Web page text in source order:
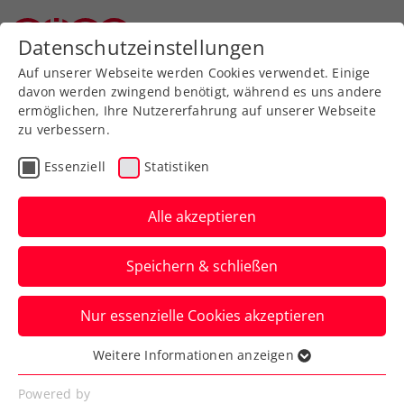
Zurück zur Newsübersicht
WTA
Die 3. FE&MALE Sports
Conference setzt auf
Frauen- & Männerpower
Kollaborationen, Perspektiven und
Visionen stehen bei „Advantage Ladies“
Datenschutzeinstellungen
Auf unserer Webseite werden Cookies verwendet. Einige
davon werden zwingend benötigt, während es uns andere
ermöglichen, Ihre Nutzererfahrung auf unserer Webseite
zu verbessern.
Essenziell Statistiken
Alle akzeptieren
Speichern & schließen
Nur essenzielle Cookies akzeptieren
Essenziell
Essenzielle Cookies werden für grundlegende
Weitere Informationen anzeigen
Powered by